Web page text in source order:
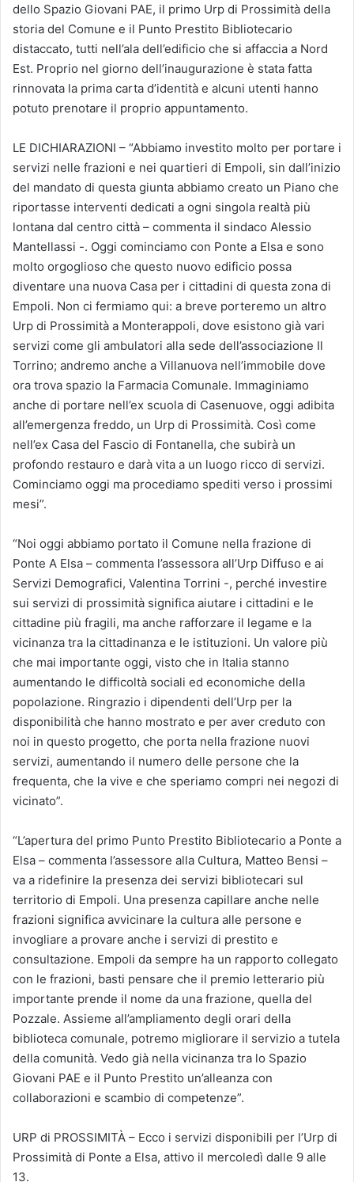
dello Spazio Giovani PAE, il primo Urp di Prossimità della
storia del Comune e il Punto Prestito Bibliotecario
distaccato, tutti nell’ala dell’edificio che si affaccia a Nord
Est. Proprio nel giorno dell’inaugurazione è stata fatta
rinnovata la prima carta d’identità e alcuni utenti hanno
potuto prenotare il proprio appuntamento.
LE DICHIARAZIONI – “Abbiamo investito molto per portare i
servizi nelle frazioni e nei quartieri di Empoli, sin dall’inizio
del mandato di questa giunta abbiamo creato un Piano che
riportasse interventi dedicati a ogni singola realtà più
lontana dal centro città – commenta il sindaco Alessio
Mantellassi -. Oggi cominciamo con Ponte a Elsa e sono
molto orgoglioso che questo nuovo edificio possa
diventare una nuova Casa per i cittadini di questa zona di
Empoli. Non ci fermiamo qui: a breve porteremo un altro
Urp di Prossimità a Monterappoli, dove esistono già vari
servizi come gli ambulatori alla sede dell’associazione Il
Torrino; andremo anche a Villanuova nell’immobile dove
ora trova spazio la Farmacia Comunale. Immaginiamo
anche di portare nell’ex scuola di Casenuove, oggi adibita
all’emergenza freddo, un Urp di Prossimità. Così come
nell’ex Casa del Fascio di Fontanella, che subirà un
profondo restauro e darà vita a un luogo ricco di servizi.
Cominciamo oggi ma procediamo spediti verso i prossimi
mesi”.
“Noi oggi abbiamo portato il Comune nella frazione di
Ponte A Elsa – commenta l’assessora all’Urp Diffuso e ai
Servizi Demografici, Valentina Torrini -, perché investire
sui servizi di prossimità significa aiutare i cittadini e le
cittadine più fragili, ma anche rafforzare il legame e la
vicinanza tra la cittadinanza e le istituzioni. Un valore più
che mai importante oggi, visto che in Italia stanno
aumentando le difficoltà sociali ed economiche della
popolazione. Ringrazio i dipendenti dell’Urp per la
disponibilità che hanno mostrato e per aver creduto con
noi in questo progetto, che porta nella frazione nuovi
servizi, aumentando il numero delle persone che la
frequenta, che la vive e che speriamo compri nei negozi di
vicinato”.
“L’apertura del primo Punto Prestito Bibliotecario a Ponte a
Elsa – commenta l’assessore alla Cultura, Matteo Bensi –
va a ridefinire la presenza dei servizi bibliotecari sul
territorio di Empoli. Una presenza capillare anche nelle
frazioni significa avvicinare la cultura alle persone e
invogliare a provare anche i servizi di prestito e
consultazione. Empoli da sempre ha un rapporto collegato
con le frazioni, basti pensare che il premio letterario più
importante prende il nome da una frazione, quella del
Pozzale. Assieme all’ampliamento degli orari della
biblioteca comunale, potremo migliorare il servizio a tutela
della comunità. Vedo già nella vicinanza tra lo Spazio
Giovani PAE e il Punto Prestito un’alleanza con
collaborazioni e scambio di competenze”.
URP di PROSSIMITÀ – Ecco i servizi disponibili per l’Urp di
Prossimità di Ponte a Elsa, attivo il mercoledì dalle 9 alle
13.